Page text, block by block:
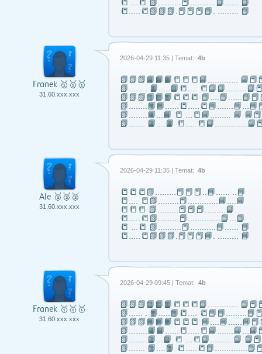
📒 …📒 📗……….📕………..📘…… 📘
📒…..📒📗📗📗.📕📕📕📘. ……… 📘
Franek 🥇🥇🥇
31.60.xxx.xxx
2026-04-29 11:35 | Temat: 4b
📗📗📗📙📙📙📒📒📒📘……..…..
📗...... . 📙…..📙📒….
📗📗📗📙📙📙📒📒📒
📗……..📙…📙 📒 …📒📘……... 📘
📗……. 📙….📙
Ale 🥈🥈🥈
31.60.xxx.xxx
2026-04-29 11:35 | Temat: 4b
📒📒📒📗………📕📕📕..📘…… ..📘
📒…. 📒📗………📕………….📘….📘
📒📒📒 📗………📕📕📕………📘
📒…..📒📗………📕…………..📘…📘
📒 …📒 📗……….📕………..📘…… 📘
📒…..📒📗📗📗.📕📕📕📘. ……… 📘
Franek 🥇🥇🥇
31.60.xxx.xxx
2026-04-29 09:45 | Temat: 4b
📗📗📗📙📙📙📒📒📒📘……..…..
📗...... . 📙…..📙📒….
📗📗📗📙📙📙📒📒📒
📗……..📙…📙 📒 …📒📘……... 📘
📗……. 📙….📙